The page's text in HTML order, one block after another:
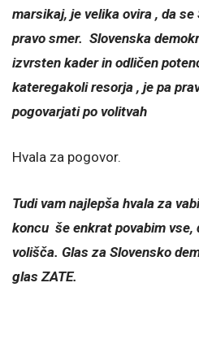
marsikaj, je velika ovira , da
pravo smer. Slovenska
izvrsten kader in odličen
kateregakoli resorja , je pa
pogovarjati po volitvah
Hvala za pogovor.
Tudi vam najlepša hvala za
koncu še enkrat povabim vse,
volišča. Glas za Slovensko
glas ZATE.